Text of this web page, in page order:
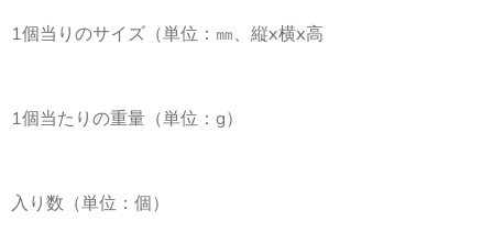
1個当りのサイズ（単位：㎜、縦x横x高
1個当たりの重量（単位：g）
入り数（単位：個）